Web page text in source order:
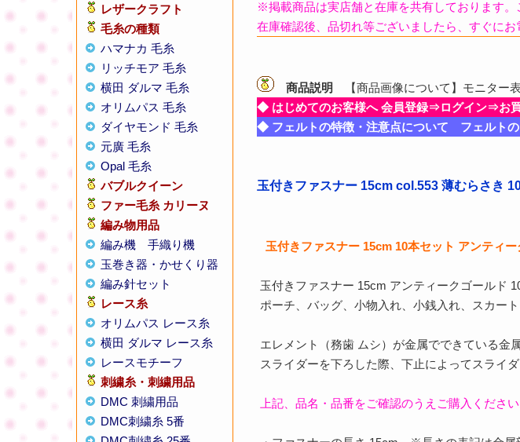
レザークラフト
毛糸の種類
ハマナカ 毛糸
リッチモア 毛糸
横田 ダルマ 毛糸
オリムパス 毛糸
ダイヤモンド 毛糸
元廣 毛糸
Opal 毛糸
バブルクイーン
ファー毛糸 カリーヌ
編み物用品
編み機
手織り機
玉巻き器・かせくり器
編み針セット
レース糸
オリムパス レース糸
横田 ダルマ レース糸
レースモチーフ
刺繍糸・刺繍用品
DMC 刺繍用品
DMC刺繍糸 5番
※掲載商品は実店舗と在庫を共有しております。
在庫確認後、品切れ等ございましたら、すぐに
商品説明
【商品画像について】モニター
◆ はじめてのお客様へ 会員登録⇒ログイン⇒お買
◆ フェルトの特徴・注意点について フェルトの
玉付きファスナー 15cm col.553 薄むらさき
玉付きファスナー 15cm 10本セット アンティー
玉付きファスナー 15cm アンティークゴールド
ポーチ、バッグ、小物入れ、小銭入れ、スカー
エレメント（務歯 ムシ）が金属でできている金
スライダーを下ろした際、下止によってスライ
上記、品名・品番をご確認のうえご購入ください